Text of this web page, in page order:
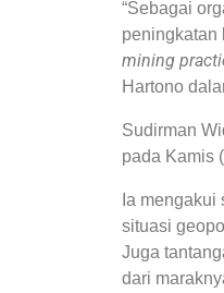
“Sebagai
peningkatan
mining
Hartono
Sudirman
pada Kamis
Ia
situasi
Juga
dari